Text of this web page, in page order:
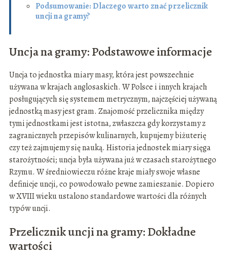
Podsumowanie: Dlaczego warto znać przelicznik
uncji na gramy?
Uncja na gramy: Podstawowe informacje
Uncja to jednostka miary masy, która jest powszechnie
używana w krajach anglosaskich. W Polsce i innych krajach
posługujących się systemem metrycznym, najczęściej używaną
jednostką masy jest gram. Znajomość przelicznika między
tymi jednostkami jest istotna, zwłaszcza gdy korzystamy z
zagranicznych przepisów kulinarnych, kupujemy biżuterię
czy też zajmujemy się nauką. Historia jednostek miary sięga
starożytności; uncja była używana już w czasach starożytnego
Rzymu. W średniowieczu różne kraje miały swoje własne
definicje uncji, co powodowało pewne zamieszanie. Dopiero
w XVIII wieku ustalono standardowe wartości dla różnych
typów uncji.
Przelicznik uncji na gramy: Dokładne
wartości